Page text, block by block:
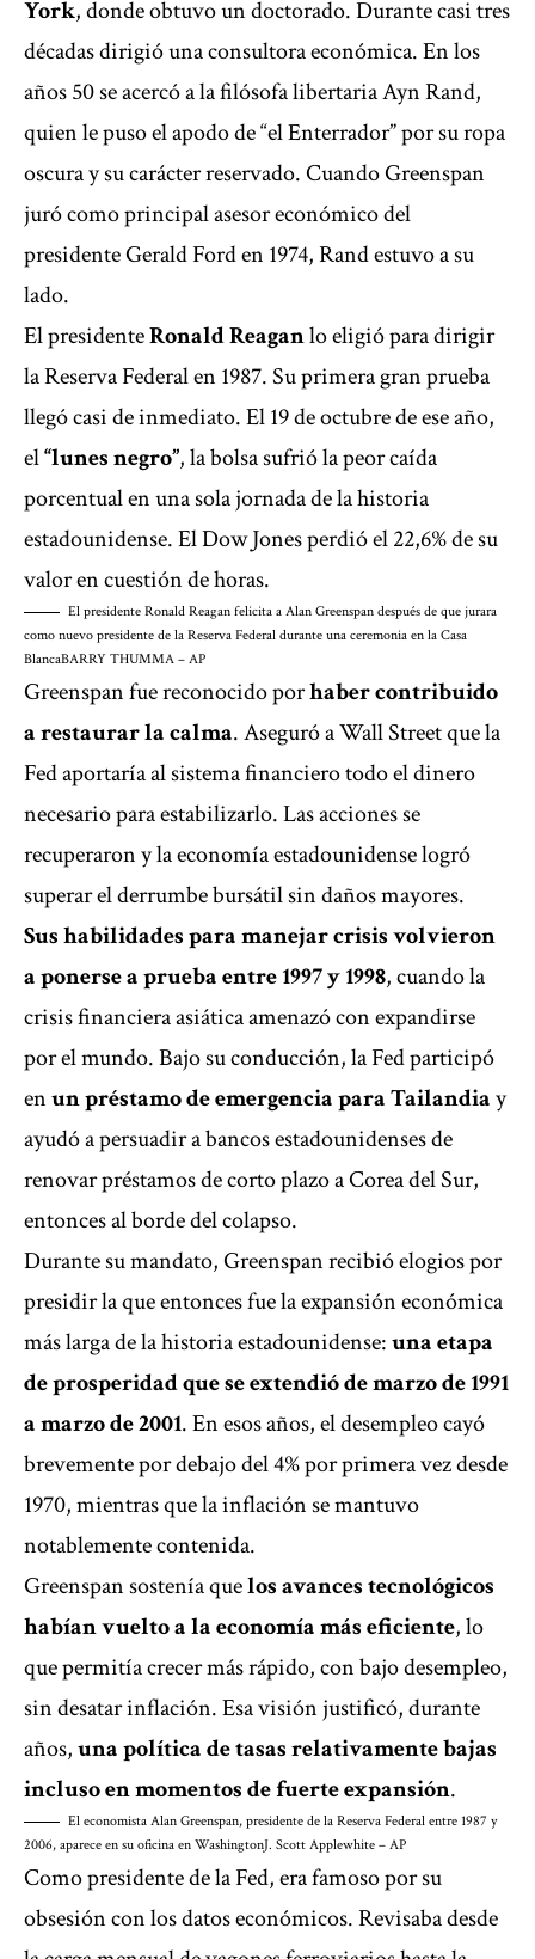
York, donde obtuvo un doctorado. Durante casi tres
décadas dirigió una consultora económica. En los
años 50 se acercó a la filósofa libertaria Ayn Rand,
quien le puso el apodo de “el Enterrador” por su ropa
oscura y su carácter reservado. Cuando Greenspan
juró como principal asesor económico del
presidente Gerald Ford en 1974, Rand estuvo a su
lado.
El presidenteRonald Reaganlo eligió para dirigir
la Reserva Federal en 1987. Su primera gran prueba
llegó casi de inmediato. El 19 de octubre de ese año,
el“lunes negro”, la bolsa sufrió la peor caída
porcentual en una sola jornada de la historia
estadounidense. El Dow Jones perdió el 22,6% de su
valor en cuestión de horas.
El presidente Ronald Reagan felicita a Alan Greenspan después de que jurara
como nuevo presidente de la Reserva Federal durante una ceremonia en la Casa
BlancaBARRY THUMMA – AP
Greenspan fue reconocido porhaber contribuido
a restaurar la calma. Aseguró a Wall Street que la
Fed aportaría al sistema financiero todo el dinero
necesario para estabilizarlo. Las acciones se
recuperaron y la economía estadounidense logró
superar el derrumbe bursátil sin daños mayores.
Sus habilidades para manejar crisis volvieron
a ponerse a prueba entre 1997 y 1998, cuando la
crisis financiera asiática amenazó con expandirse
por el mundo. Bajo su conducción, la Fed participó
enun préstamo de emergencia para Tailandiay
ayudó a persuadir a bancos estadounidenses de
renovar préstamos de corto plazo a Corea del Sur,
entonces al borde del colapso.
Durante su mandato, Greenspan recibió elogios por
presidir la que entonces fue la expansión económica
más larga de la historia estadounidense:una etapa
de prosperidad que se extendió de marzo de 1991
a marzo de 2001. En esos años, el desempleo cayó
brevemente por debajo del 4% por primera vez desde
1970, mientras que la inflación se mantuvo
notablemente contenida.
Greenspan sostenía quelos avances tecnológicos
habían vuelto a la economía más eficiente, lo
que permitía crecer más rápido, con bajo desempleo,
sin desatar inflación. Esa visión justificó, durante
años,una política de tasas relativamente bajas
incluso en momentos de fuerte expansión.
El economista Alan Greenspan, presidente de la Reserva Federal entre 1987 y
2006, aparece en su oficina en WashingtonJ. Scott Applewhite – AP
Como presidente de la Fed, era famoso por su
obsesión con los datos económicos. Revisaba desde